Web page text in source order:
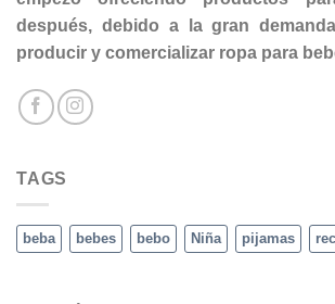
después, debido a la gran
producir y comercializar ropa para
TAGS
beba bebes bebo Niña pijamas